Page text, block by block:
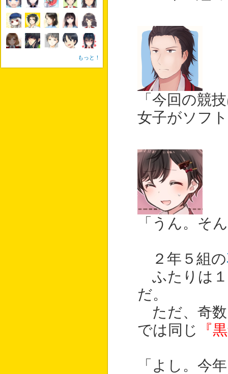
「今回の競
女子がソフ
「うん。そ
２年５組の
ふたりは１
だ。
ただ、奇数
では同じ
『
「よし。今
もっと！